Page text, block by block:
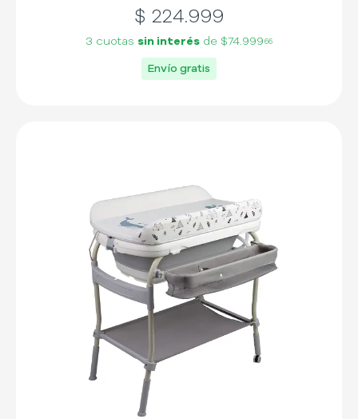
$ 224.999
3 cuotas sin interés de $74.999 66
Envío gratis